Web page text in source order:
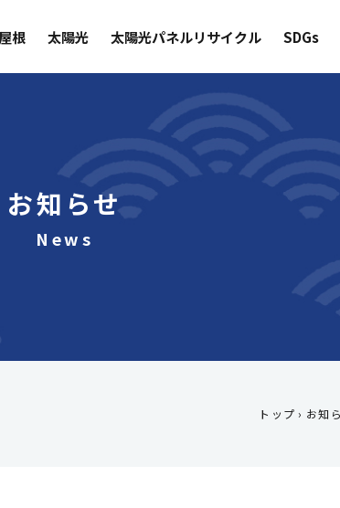
根 太陽光 太陽光パネルリサイクル SDGs
お知らせ
トップ お知